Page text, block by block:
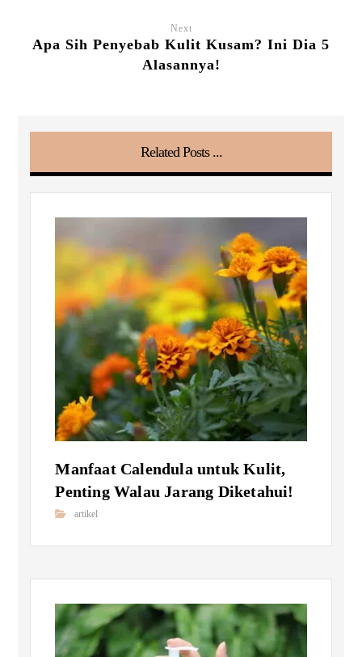
Next
Apa Sih Penyebab Kulit Kusam? Ini Dia 5
Alasannya!
Related Posts ...
Manfaat Calendula untuk Kulit,
Penting Walau Jarang Diketahui!
artikel